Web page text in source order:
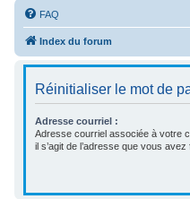
FAQ
Index du forum
Réinitialiser le mot de
Adresse courriel :
Adresse courriel associée à votre
il s’agit de l’adresse que vous